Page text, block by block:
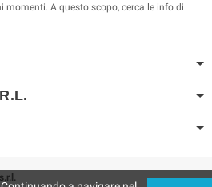
momenti. A questo scopo, cerca le info di